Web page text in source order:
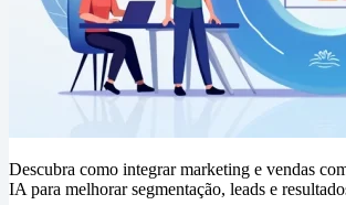
Descubra como integrar marketing e vendas
IA para melhorar segmentação, leads e